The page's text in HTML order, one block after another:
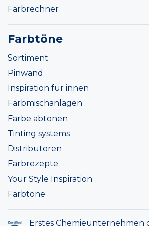
Farbrechner
Farbtöne
Sortiment
Pinwand
Inspiration für innen
Farbmischanlagen
Farbe abtonen
Tinting systems
Distributoren
Farbrezepte
Your Style Inspiration
Farbtöne
Erstes Chemieunternehmen